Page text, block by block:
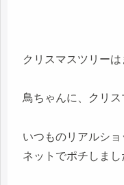
クリスマスツリーは
鳥ちゃんに、クリス
いつものリアルシ
ネットでポチしまし